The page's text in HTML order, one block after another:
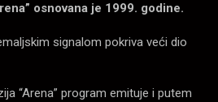
osnovana je 1999. godine.
signalom pokriva veći dio
“Arena” program emituje i putem